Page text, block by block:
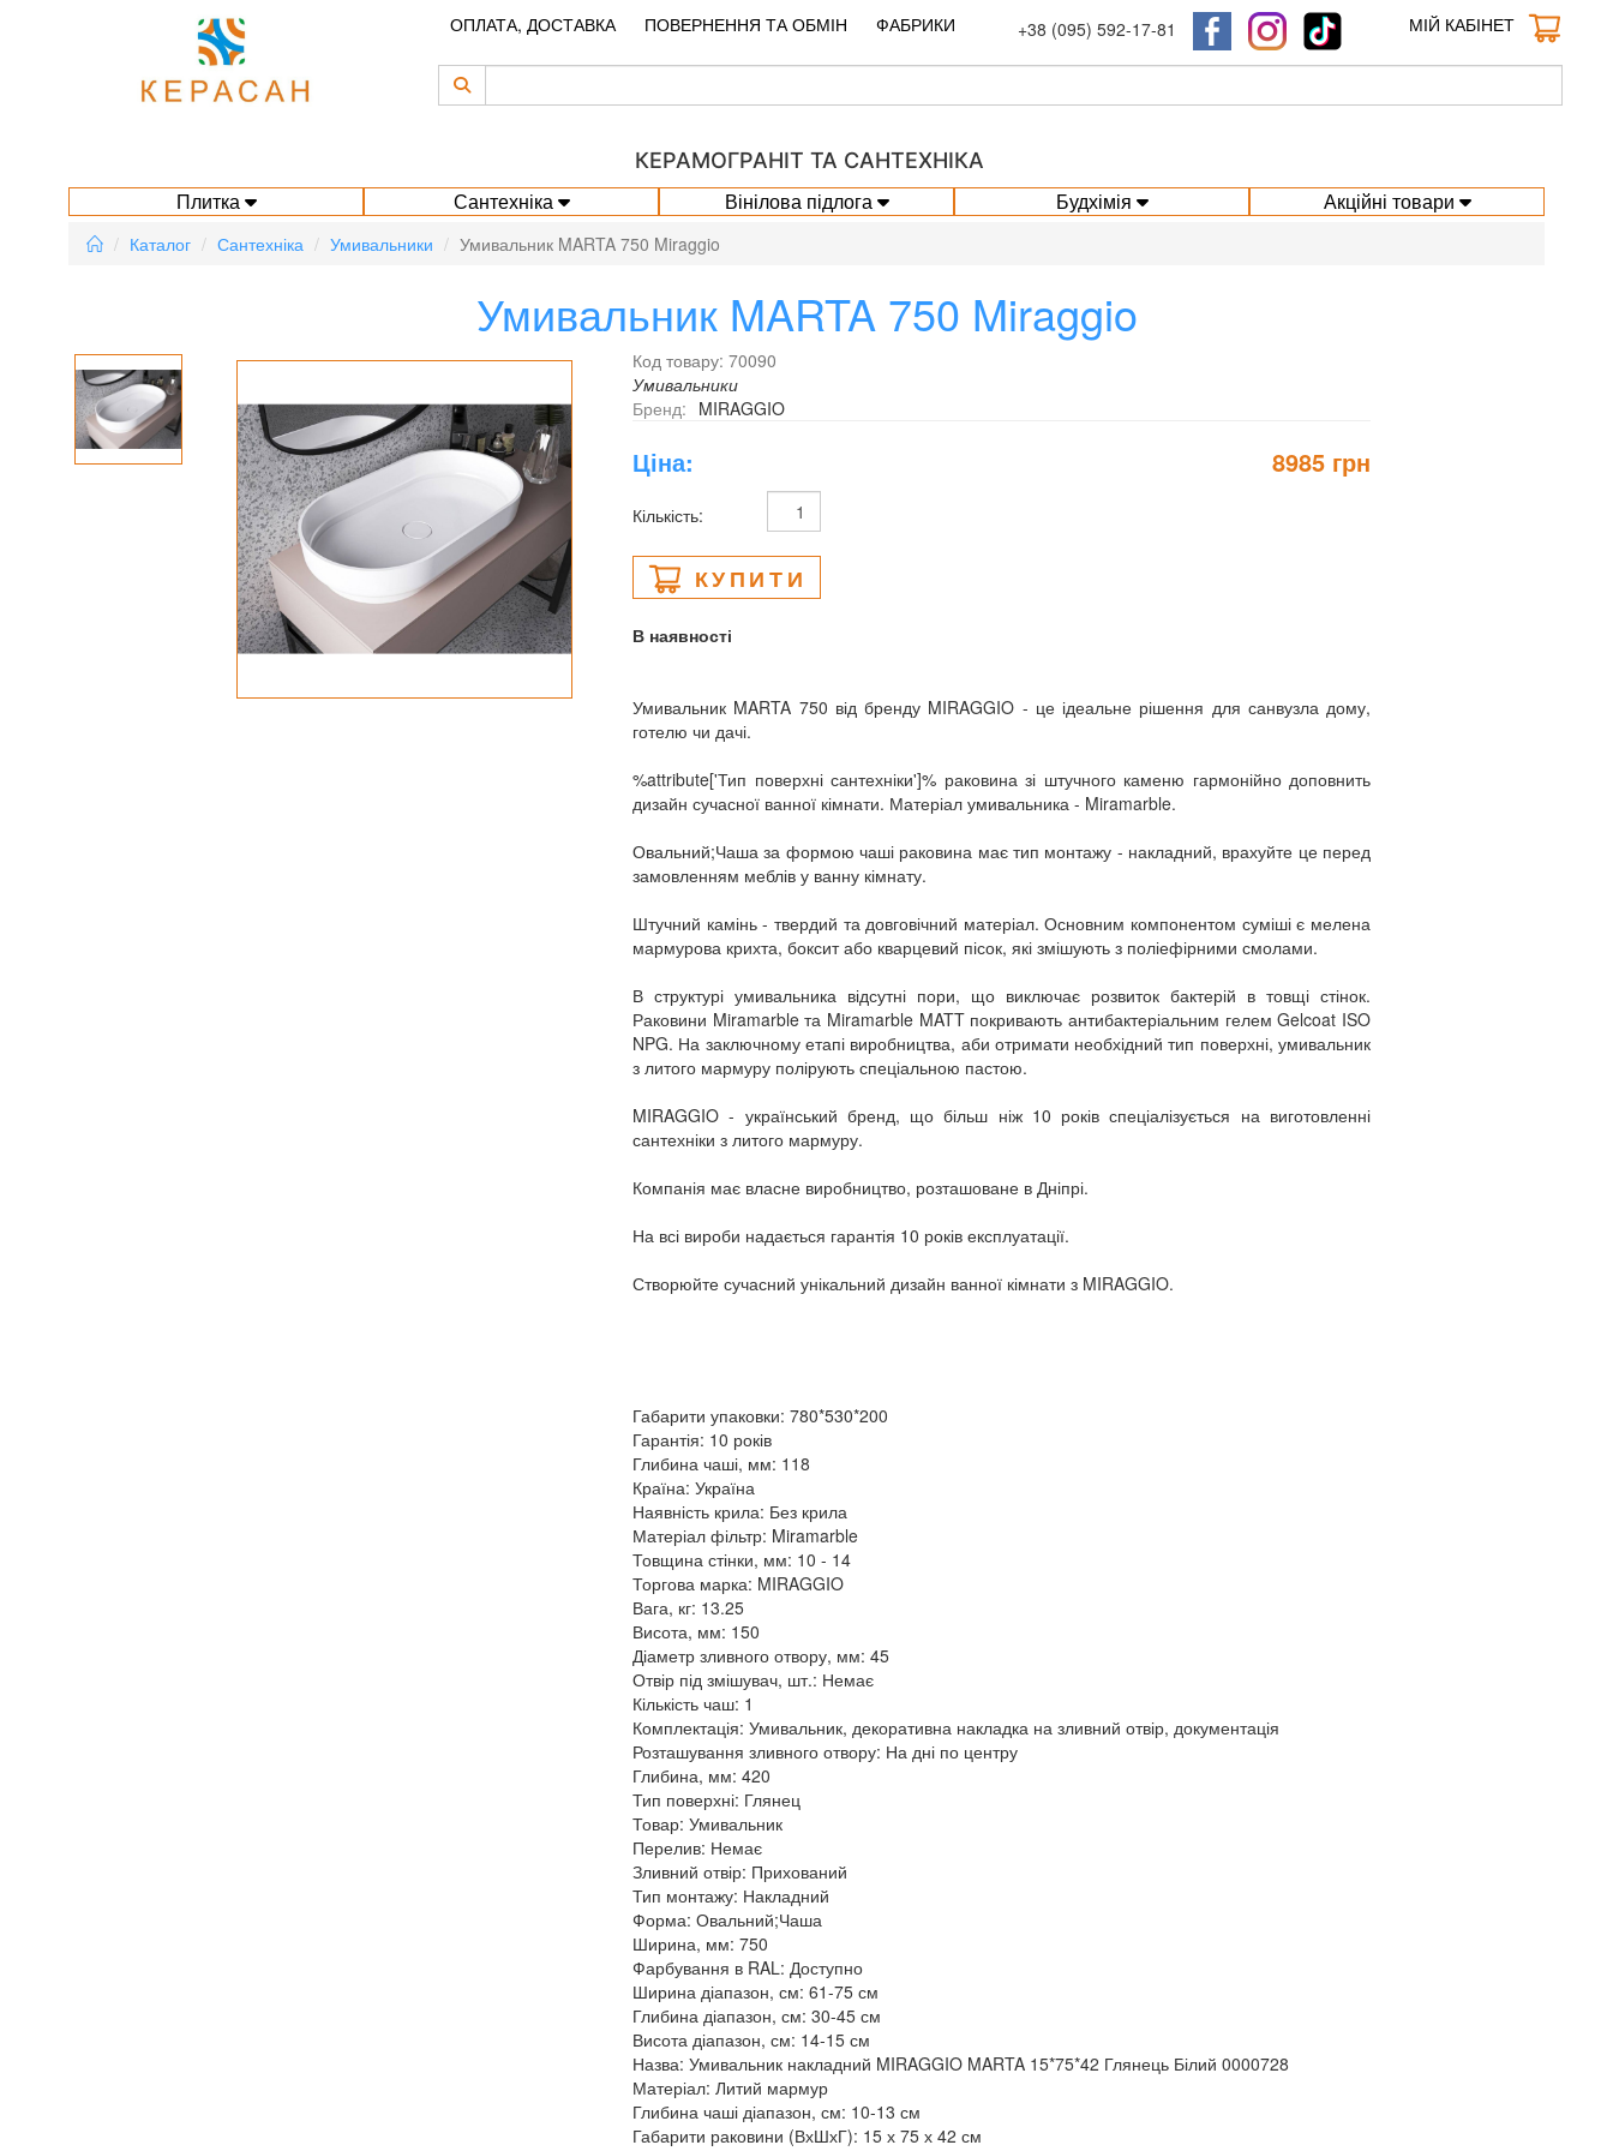
ОПЛАТА, ДОСТАВКА ПОВЕРНЕННЯ ТА ОБМІН ФАБРИКИ +38 (095) 592-17-81 МІЙ КАБІНЕТ
КЕРАМОГРАНІТ ТА САНТЕХНІКА
Плитка Сантехніка Вінілова підлога Будхімія Акційні товари
Каталог Сантехніка Умивальники Умивальник MARTA 750 Miraggio
Умивальник MARTA 750 Miraggio
Код товару: 70090
Умивальники
Бренд: MIRAGGIO
Ціна: 8985 грн
Кількість:
КУПИТИ
В наявності
Умивальник MARTA 750 від бренду MIRAGGIO - це ідеальне рішення для санвузла дому,
готелю чи дачі.
%attribute['Тип поверхні сантехніки']% раковина зі штучного каменю гармонійно доповнить
дизайн сучасної ванної кімнати. Матеріал умивальника - Miramarble.
Овальний;Чаша за формою чаші раковина має тип монтажу - накладний, врахуйте це перед
замовленням меблів у ванну кімнату.
Штучний камінь - твердий та довговічний матеріал. Основним компонентом суміші є мелена
мармурова крихта, боксит або кварцевий пісок, які змішують з поліефірними смолами.
В структурі умивальника відсутні пори, що виключає розвиток бактерій в товщі стінок.
Раковини Miramarble та Miramarble MATT покривають антибактеріальним гелем Gelcoat ISO
NPG. На заключному етапі виробництва, аби отримати необхідний тип поверхні, умивальник
з литого мармуру полірують спеціальною пастою.
MIRAGGIO - український бренд, що більш ніж 10 років спеціалізується на виготовленні
сантехніки з литого мармуру.
Компанія має власне виробництво, розташоване в Дніпрі.
На всі вироби надається гарантія 10 років експлуатації.
Створюйте сучасний унікальний дизайн ванної кімнати з MIRAGGIO.
Габарити упаковки: 780*530*200
Гарантія: 10 років
Глибина чаші, мм: 118
Країна: Україна
Наявність крила: Без крила
Матеріал фільтр: Miramarble
Товщина стінки, мм: 10 - 14
Торгова марка: MIRAGGIO
Вага, кг: 13.25
Висота, мм: 150
Діаметр зливного отвору, мм: 45
Отвір під змішувач, шт.: Немає
Кількість чаш: 1
Комплектація: Умивальник, декоративна накладка на зливний отвір, документація
Розташування зливного отвору: На дні по центру
Глибина, мм: 420
Тип поверхні: Глянец
Товар: Умивальник
Перелив: Немає
Зливний отвір: Прихований
Тип монтажу: Накладний
Форма: Овальний;Чаша
Ширина, мм: 750
Фарбування в RAL: Доступно
Ширина діапазон, см: 61-75 см
Глибина діапазон, см: 30-45 см
Висота діапазон, см: 14-15 см
Назва: Умивальник накладний MIRAGGIO MARTA 15*75*42 Глянець Білий 0000728
Матеріал: Литий мармур
Глибина чаші діапазон, см: 10-13 см
Габарити раковини (ВхШхГ): 15 х 75 х 42 см